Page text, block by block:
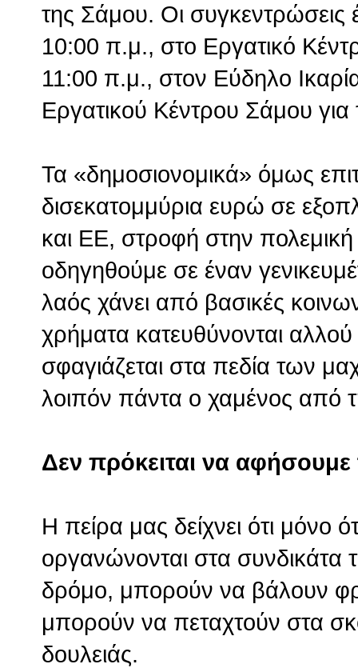
της Σάμου. Οι συγκεντρώσεις
10:00 π.μ., στο Εργατικό
11:00 π.μ., στον Εύδηλο
Εργατικού Κέντρου Σάμου για
Τα «δημοσιονομικά» όμως
δισεκατομμύρια ευρώ σε
και ΕΕ, στροφή στην
οδηγηθούμε σε έναν
λαός χάνει από βασικές
χρήματα κατευθύνονται
σφαγιάζεται στα πεδία των
λοιπόν πάντα ο χαμένος από
Δεν πρόκειται να αφήσουμε
Η πείρα μας δείχνει ότι μόνο
οργανώνονται στα συνδικάτα
δρόμο, μπορούν να βάλουν
μπορούν να πεταχτούν στα
δουλειάς.